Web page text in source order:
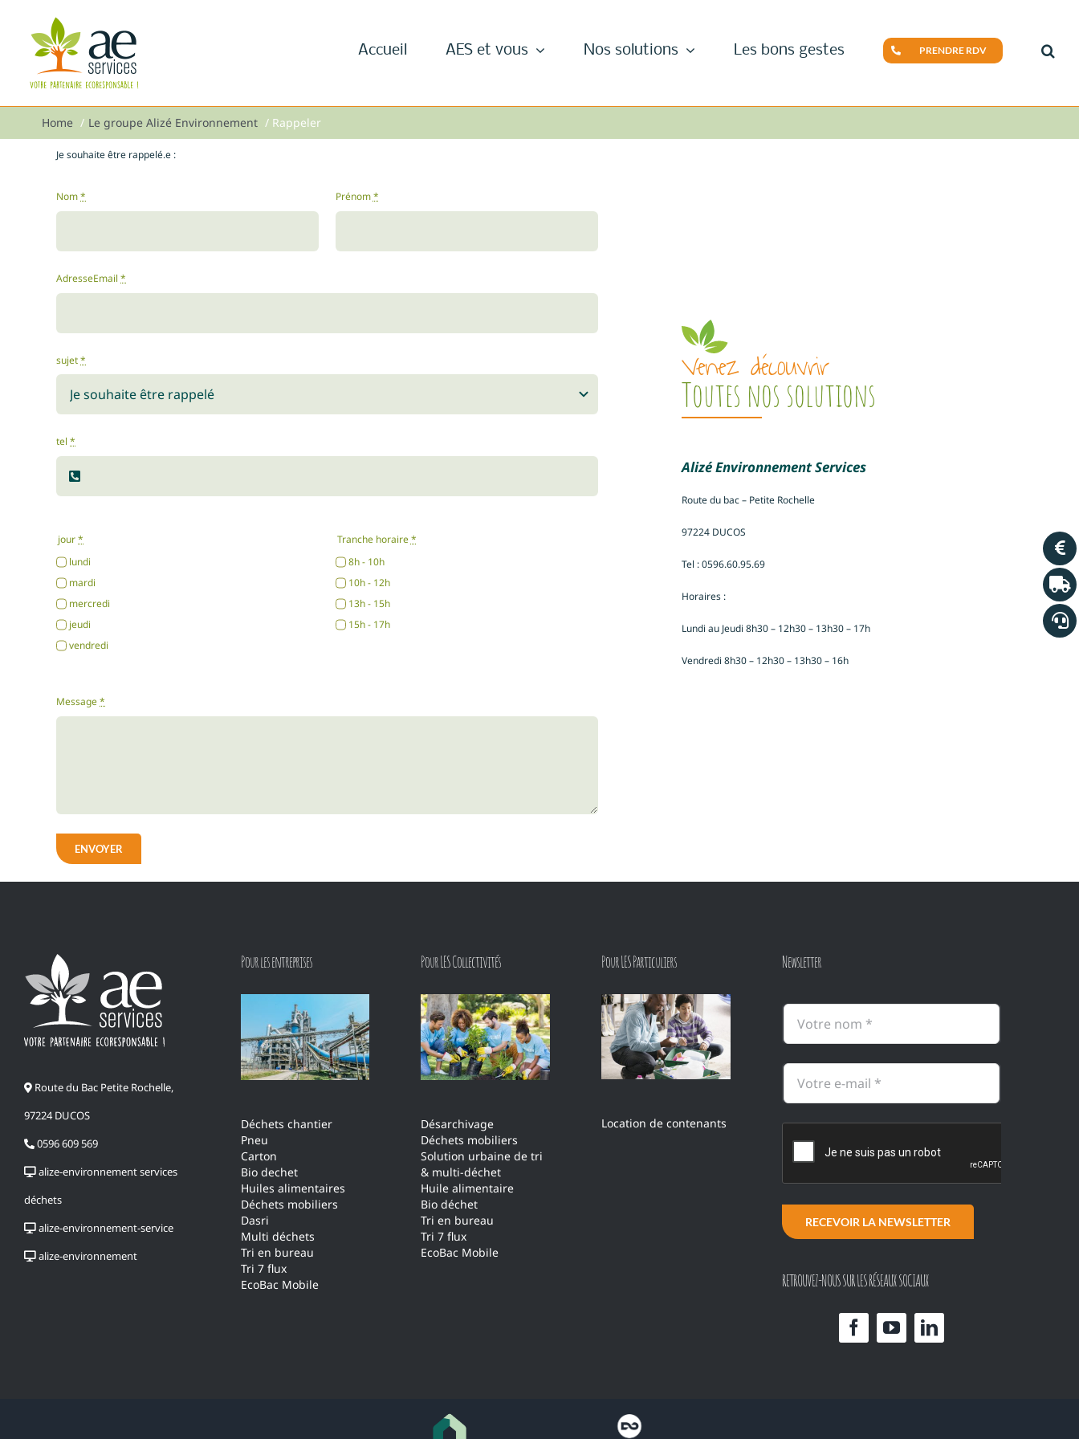
contenu
Accueil AES et vous Nos solutions Les bons gestes PRENDRE RDV
Home Le groupe Alizé Environnement Rappeler
Je souhaite être rappelé.e :
Nom* Prénom*
AdresseEmail*
sujet*
tel*
jour*
lundi
mardi
mercredi
jeudi
vendredi
Tranche horaire*
8h - 10h
10h - 12h
13h - 15h
15h - 17h
Message*
ENVOYER
Venez découvrir
Toutes nos solutions
Alizé Environnement Services
Route du bac – Petite Rochelle
97224 DUCOS
Tel : 0596.60.95.69
Horaires :
Lundi au Jeudi 8h30 – 12h30 – 13h30 – 17h
Vendredi 8h30 – 12h30 – 13h30 – 16h
Route du Bac Petite Rochelle,
97224 DUCOS
0596 609 569
alize-environnement services
déchets
alize-environnement-service
alize-environnement
Pour les entreprises
Déchets chantier
Pneu
Carton
Bio dechet
Huiles alimentaires
Déchets mobiliers
Dasri
Multi déchets
Tri en bureau
Tri 7 flux
EcoBac Mobile
Pour LES Collectivités
Désarchivage
Déchets mobiliers
Solution urbaine de tri
& multi-déchet
Huile alimentaire
Bio déchet
Tri en bureau
Tri 7 flux
EcoBac Mobile
Pour LES Particuliers
Location de contenants
Newsletter
RECEVOIR LA NEWSLETTER
RETROUVEZ-NOUS SUR LES RÉSEAUX SOCIAUX